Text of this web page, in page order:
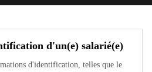
d'un(e) salarié(e)
d'identification, telles que le